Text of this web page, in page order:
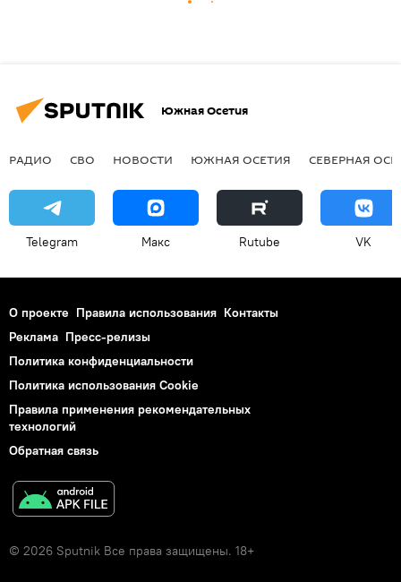
Южная Осетия
РАДИО СВО НОВОСТИ ЮЖНАЯ ОСЕТИЯ СЕВЕРНАЯ
Telegram Макс Rutube VK
О проекте Правила использования Контакты
Реклама Пресс-релизы
Политика конфиденциальности
Политика использования Cookie
Правила применения рекомендательных
технологий
Обратная связь
© 2026 Sputnik Все права защищены. 18+